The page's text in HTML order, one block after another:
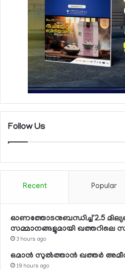
Follow Us
Recent Popular
ഓണത്തോടനുബന്ധിച്ച് 2.5
സമ്മാനങ്ങളുമായി ഖത്തറിലെ
3 hours ago
ഒമാന്‍ സുല്‍ത്താന്‍ ഖത്തര്‍
19 hours ago